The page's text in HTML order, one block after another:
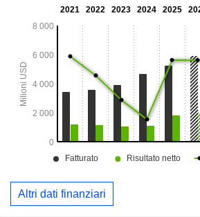
Altri dati finanziari